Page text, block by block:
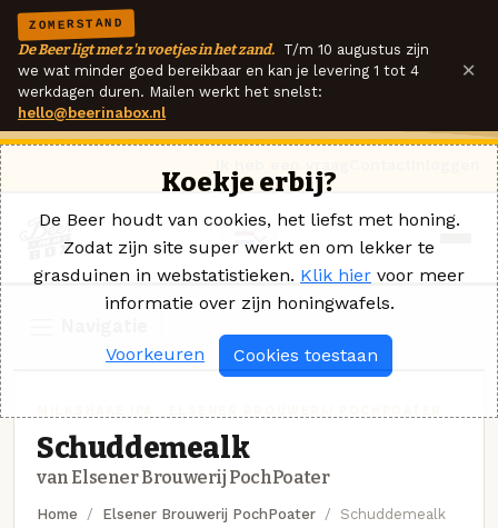
ZOMERSTAND
De Beer ligt met z'n voetjes in het zand. T/m 10 augustus zijn
we wat minder goed bereikbaar en kan je levering 1 tot 4
werkdagen duren. Mailen werkt het snelst:
hello@beerinabox.nl
×
Schuddemealk
van Elsener Brouwerij PochPoater
Home Elsener Brouwerij PochPoater Schuddemealk
Koekje erbij?
De Beer houdt van cookies, het liefst met honing.
Zodat zijn site super werkt en om lekker te
grasduinen in webstatistieken. Klik hier voor meer
informatie over zijn honingwafels.
Voorkeuren Cookies toestaan